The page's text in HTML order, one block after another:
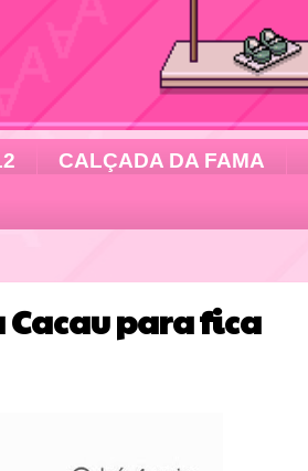
CALÇADA DA FAMA
para fica